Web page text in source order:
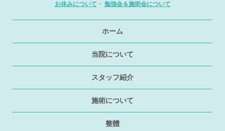
お休みについて ・ 勉強会＆施術会について
ホーム
当院について
スタッフ紹介
施術について
整體